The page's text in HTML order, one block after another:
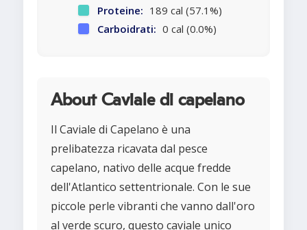
Proteine: 189 cal (57.1%)
Carboidrati: 0 cal (0.0%)
About Caviale di capelano
Il Caviale di Capelano è una
prelibatezza ricavata dal pesce
capelano, nativo delle acque fredde
dell'Atlantico settentrionale. Con le sue
piccole perle vibranti che vanno dall'oro
al verde scuro, questo caviale unico